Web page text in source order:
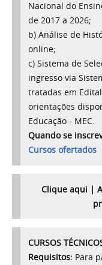
Nacional do
de 2017 a 2026;
b) Análise de
online;
c) Sistema de
ingresso via
tratadas em
orientações
Educação - MEC.
Quando se
Cursos ofertados
Clique aqui |
CURSOS
Requisitos: Para